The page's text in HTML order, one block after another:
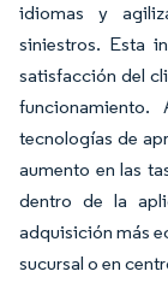
idiomas y
siniestros. Esta
satisfacción del
funcionamiento.
tecnologías de
aumento en las
dentro de la
adquisición más
sucursal o en